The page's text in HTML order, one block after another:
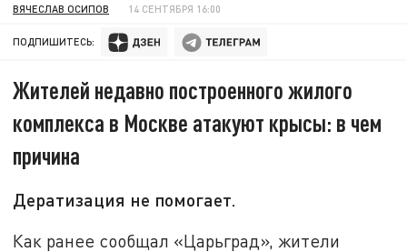
ВЯЧЕСЛАВ ОСИПОВ 14 СЕНТЯБРЯ 16:00
ПОДПИШИТЕСЬ:
Жителей недавно построенного жилого
комплекса в Москве атакуют крысы: в чем
причина
Дератизация не помогает.
Как ранее сообщал «Царьград», жители